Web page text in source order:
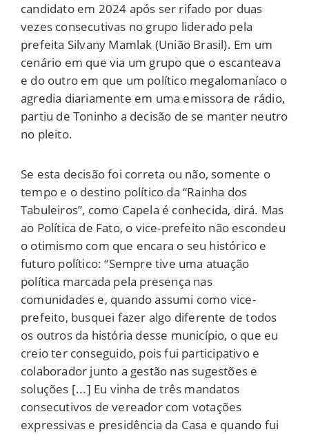
candidato em 2024 após ser rifado por duas
vezes consecutivas no grupo liderado pela
prefeita Silvany Mamlak (União Brasil). Em um
cenário em que via um grupo que o escanteava
e do outro em que um político megalomaníaco o
agredia diariamente em uma emissora de rádio,
partiu de Toninho a decisão de se manter neutro
no pleito.
Se esta decisão foi correta ou não, somente o
tempo e o destino político da “Rainha dos
Tabuleiros”, como Capela é conhecida, dirá. Mas
ao Política de Fato, o vice-prefeito não escondeu
o otimismo com que encara o seu histórico e
futuro político: “Sempre tive uma atuação
política marcada pela presença nas
comunidades e, quando assumi como vice-
prefeito, busquei fazer algo diferente de todos
os outros da história desse município, o que eu
creio ter conseguido, pois fui participativo e
colaborador junto a gestão nas sugestões e
soluções [...] Eu vinha de três mandatos
consecutivos de vereador com votações
expressivas e presidência da Casa e quando fui